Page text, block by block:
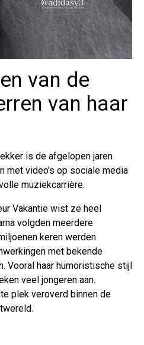
van de
van haar
is de afgelopen jaren
met video's op sociale media
muziekcarrière.
Vakantie wist ze heel
volgden meerdere
keren werden
met bekende
Vooral haar humoristische stijl
veel jongeren aan.
plek veroverd binnen de